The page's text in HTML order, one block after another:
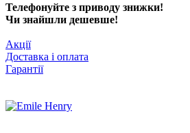
Телефонуйте з приводу знижки!
Чи знайшли дешевше!
Акції
Доставка і оплата
Гарантії